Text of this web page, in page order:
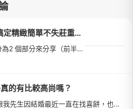
一場30萬就能搞定精緻簡單不失莊重的婚禮（婚禮籌備心得分享）
❗️慎❗️文長❗️❗️以下將分為2 個部分來分享（前半部分是有關婚紗，後半部分是有關整個婚禮）⚡️⚡️⚡️Part 1 _ 婚紗👰‍♀️⚡️⚡️⚡️我覺得，我必須寫一篇這樣的評論與回饋，才能對得起這這麼優秀的一個團隊👍首先呢，我必須承認，一開始在拍婚紗這一塊，我是個比較沒有概念沒有想法的新娘🤦🏻‍♀️🤦🏻‍♀️(所謂沒有概念沒有想法，是還沒有特別明確清楚自己想拍什麼，不像有些人可能有很強烈的執著例
的有比較高尚嗎？
整件事件是這樣，因為我跟我先生因結婚最近一直在找喜餅，也在網路上訂購了另外2家的試吃盒，因為在網路上也看到貴公司高帽子評價很高，也想說問看看台南哪裡有⋯也可能去買一盒試吃，查了一下了網路，客服說台南南紡...